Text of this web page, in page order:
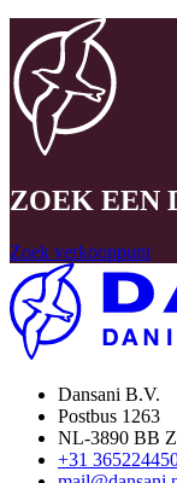
ZOEK EEN
Zoek verkooppunt
Dansani B.V.
Postbus 1263
NL-3890 BB
+31